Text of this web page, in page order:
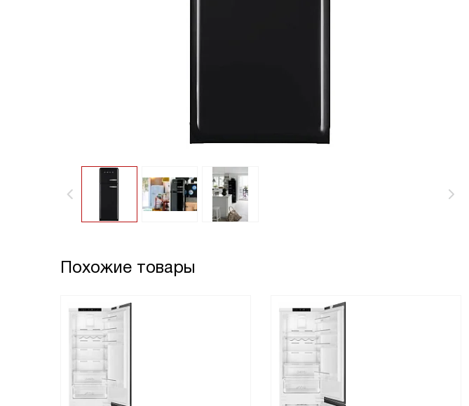
Похожие товары